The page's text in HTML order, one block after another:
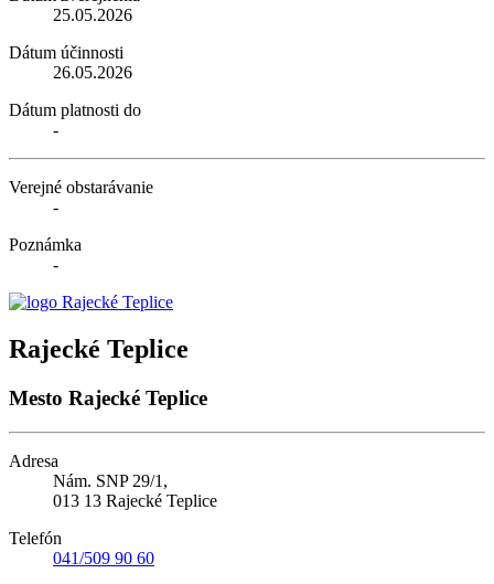
25.05.2026
Dátum účinnosti
26.05.2026
Dátum platnosti do
-
Verejné obstarávanie
-
Poznámka
-
Rajecké Teplice
Mesto Rajecké Teplice
Adresa
Nám. SNP 29/1,
013 13 Rajecké Teplice
Telefón
041/509 90 60